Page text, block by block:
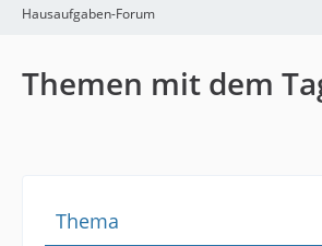
Hausaufgaben-Forum
Themen mit dem
Thema